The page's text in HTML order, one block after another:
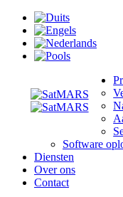
Software
Diensten
Over ons
Contact